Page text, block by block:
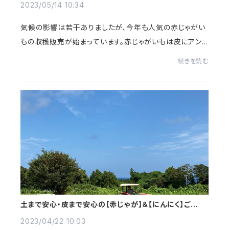
2023/05/14 10:34
気候の影響は若干ありましたが、今年も人気の赤じゃがい
もの収穫販売が始まっています。赤じゃがいもは皮にアント
続きを読む
土まで安心・皮まで安心の【赤じゃが】＆【にんにく】ご予約
2023/04/22 10:03